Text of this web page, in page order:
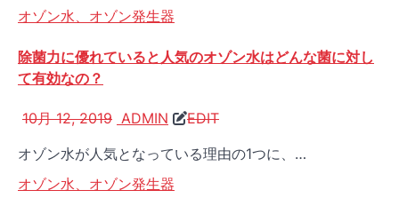
オゾン水、オゾン発生器
除菌力に優れていると人気のオゾン水はどんな菌に対し
て有効なの？
10月 12, 2019 ADMIN
EDIT
オゾン水が人気となっている理由の1つに、…
オゾン水、オゾン発生器